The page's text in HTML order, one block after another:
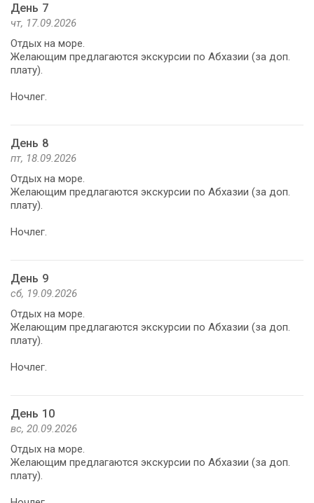
День 7
чт, 17.09.2026
Отдых на море.
Желающим предлагаются экскурсии по Абхазии (за доп.
плату).
Ночлег.
День 8
пт, 18.09.2026
Отдых на море.
Желающим предлагаются экскурсии по Абхазии (за доп.
плату).
Ночлег.
День 9
сб, 19.09.2026
Отдых на море.
Желающим предлагаются экскурсии по Абхазии (за доп.
плату).
Ночлег.
День 10
вс, 20.09.2026
Отдых на море.
Желающим предлагаются экскурсии по Абхазии (за доп.
плату).